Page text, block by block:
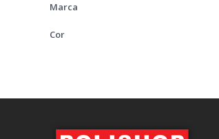
Marca
Cor